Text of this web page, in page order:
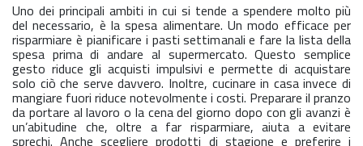
Uno dei principali ambiti in cui si tende a spendere molto più
del necessario, è la spesa alimentare. Un modo efficace per
risparmiare è pianificare i pasti settimanali e fare la lista della
spesa prima di andare al supermercato. Questo semplice
gesto riduce gli acquisti impulsivi e permette di acquistare
solo ciò che serve davvero. Inoltre, cucinare in casa invece di
mangiare fuori riduce notevolmente i costi. Preparare il pranzo
da portare al lavoro o la cena del giorno dopo con gli avanzi è
un’abitudine che, oltre a far risparmiare, aiuta a evitare
sprechi. Anche scegliere prodotti di stagione e preferire i